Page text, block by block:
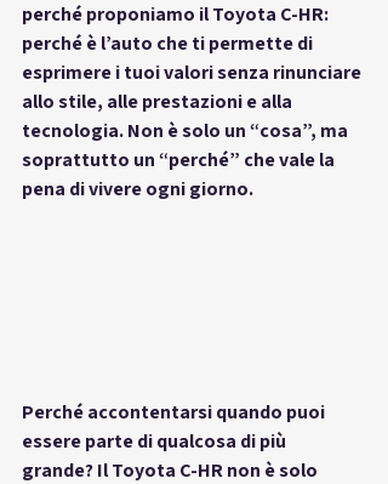
perché proponiamo il Toyota C-HR:
perché è l’auto che ti permette di
esprimere i tuoi valori senza rinunciare
allo stile, alle prestazioni e alla
tecnologia. Non è solo un “cosa”, ma
soprattutto un “perché” che vale la
pena di vivere ogni giorno.
Perché accontentarsi quando puoi
essere parte di qualcosa di più
grande? Il Toyota C-HR non è solo